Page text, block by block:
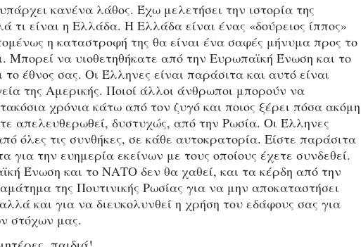
κανένα λάθος. Έχω μελετήσει την ιστορία της
τι είναι η Ελλάδα. Η Ελλάδα είναι ένας «δούρειος ίππος»
η καταστροφή της θα είναι ένα σαφές μήνυμα προς το
Μπορεί να υιοθετηθήκατε από την Ευρωπαϊκή Ένωση και το
έθνος σας. Οι Έλληνες είναι παράσιτα και αυτό είναι
της Αμερικής. Ποιοί άλλοι άνθρωποι μπορούν να
χρόνια κάτω από τον ζυγό και ποιος ξέρει πόσα ακόμη
απελευθερωθεί, δυστυχώς, από την Ρωσία. Οι Έλληνες
όλες τις συνθήκες, σε κάθε αυτοκρατορία. Είστε παράσιτα
για την ευημερία εκείνων με τους οποίους έχετε συνδεθεί.
Ένωση και το ΝΑΤΟ δεν θα χαθεί, και τα κέρδη από την
της Πουτινικής Ρωσίας για να μην αποκαταστήσει
και για να διευκολυνθεί η χρήση του εδάφους σας για
στόχων μας.